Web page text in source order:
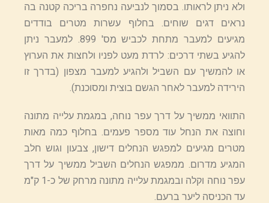
ולא ניתן לראותו. בסמוך לנביעה נחפרה בריכה קטנה בה
נראים דגים שוחים. בחלוף עשרות מטרים בודדים
מגיעים למעבר מתחת לכביש מס' 899. למעבר ניתן
להגיע בשתי דרכים: לרדת מעט לפניו ולחצות את הערוץ
או להמשיך עם השביל ולהגיע למעבר מצפון (בדרך זו
הירידה למעבר לאחר הגשם בוצית ומסוכנת).
התוואי ממשיך על דרך עפר נוחה, במגמת עלייה מתונה
וחוצה את הנחל עוד מספר פעמים. בחלוף כמה מאות
מטרים מגיעים למפגש הנחלים דישון, צבעון וגוש חלב
המגיע מדרום. ממפגש הנחלים השביל ממשיך על דרך
עפר נוחה וקלה ובמגמת עלייה מתונה מרחק של כ-1 ק"מ
עד הכניסה ליער ברעם.